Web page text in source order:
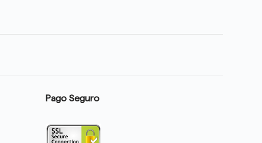
Pago Seguro